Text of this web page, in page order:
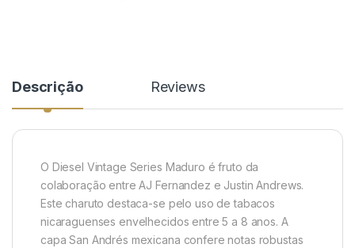
Descrição Reviews
O Diesel Vintage Series Maduro é fruto da
colaboração entre AJ Fernandez e Justin Andrews.
Este charuto destaca-se pelo uso de tabacos
nicaraguenses envelhecidos entre 5 a 8 anos. A
capa San Andrés mexicana confere notas robustas